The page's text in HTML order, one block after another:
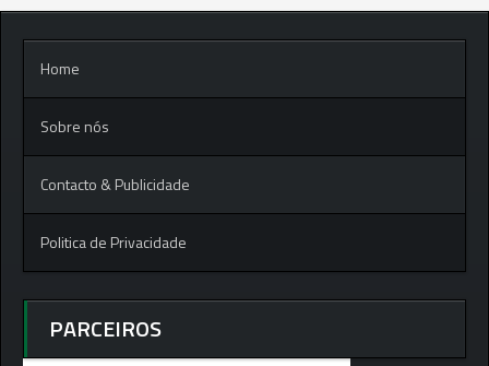
Home
Sobre nós
Contacto & Publicidade
Politica de Privacidade
PARCEIROS